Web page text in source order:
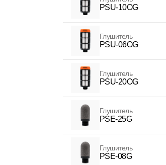
PSU-10OG
Глушитель
PSU-06OG
Глушитель
PSU-20OG
Глушитель
PSE-25G
Глушитель
PSE-08G